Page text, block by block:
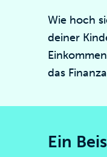
Wie hoch
deiner
das
Ein